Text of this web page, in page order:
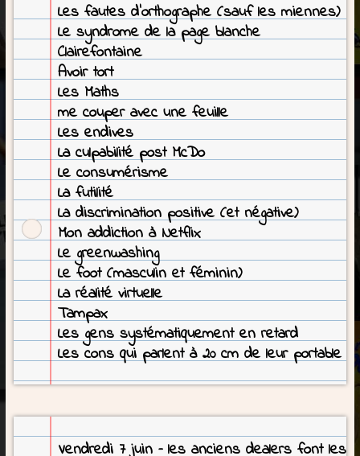
Les fautes d’orthographe (sauf les miennes)
Le syndrome de la page blanche
Clairefontaine
Avoir tort
Les Maths
me couper avec une feuille
Les endives
La culpabilité post McDo
Le consumérisme
La futilité
La discrimination positive (et négative)
Mon addiction à Netflix
Le greenwashing
Le foot (masculin et féminin)
La réalité virtuelle
Tampax
Les gens systématiquement en retard
Les cons qui parlent à 20 cm de leur portable
Vendredi 7 juin – les anciens dealers font les